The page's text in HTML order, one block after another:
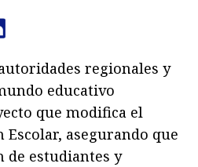
regionales y
educativo
que modifica el
Escolar, asegurando que
de estudiantes y